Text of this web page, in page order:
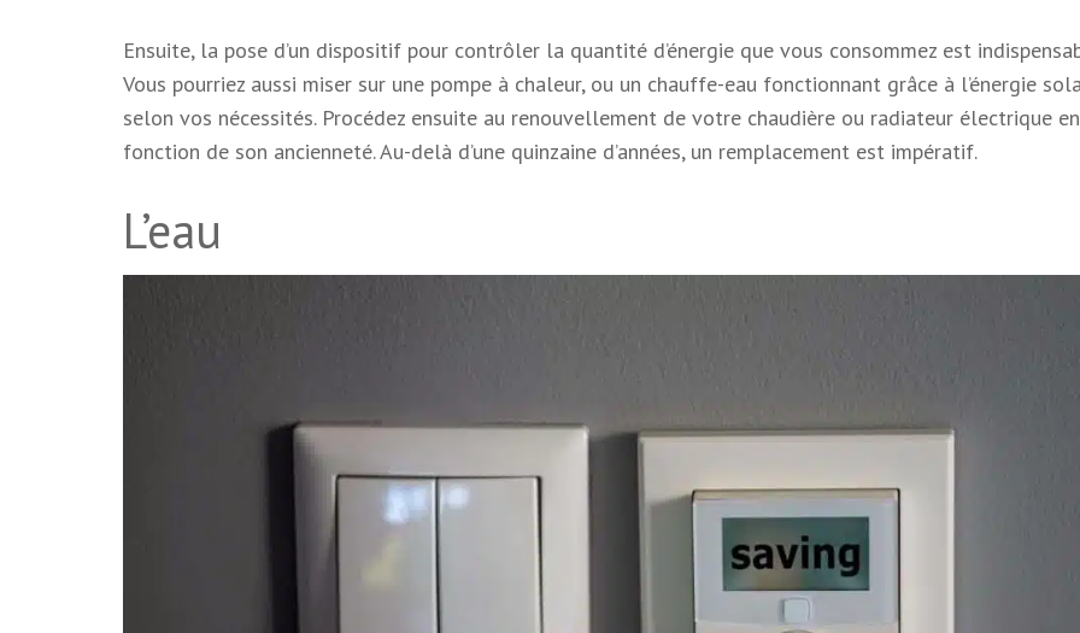
Ensuite, la pose d’un dispositif pour contrôler la quantité d’énergie que vous consommez est
Vous pourriez aussi miser sur une pompe à chaleur, ou un chauffe-eau fonctionnant grâce à l’énergie
selon vos nécessités. Procédez ensuite au renouvellement de votre chaudière ou radiateur électrique en
fonction de son ancienneté. Au-delà d’une quinzaine d’années, un remplacement est impératif.
L’eau